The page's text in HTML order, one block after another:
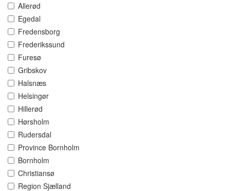
Allerød
Egedal
Fredensborg
Frederikssund
Furesø
Gribskov
Halsnæs
Helsingør
Hillerød
Hørsholm
Rudersdal
Province Bornholm
Bornholm
Christiansø
Region Sjælland